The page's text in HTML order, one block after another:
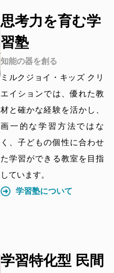
思考力を育む学
習塾
知能の器を創る
ミルクジョイ・キッズ クリ
エイションでは、優れた教
材と確かな経験を活かし、
画一的な学習方法ではな
く、子どもの個性に合わせ
た学習ができる教室を目指
しています。
学習塾について
学習特化型 民間